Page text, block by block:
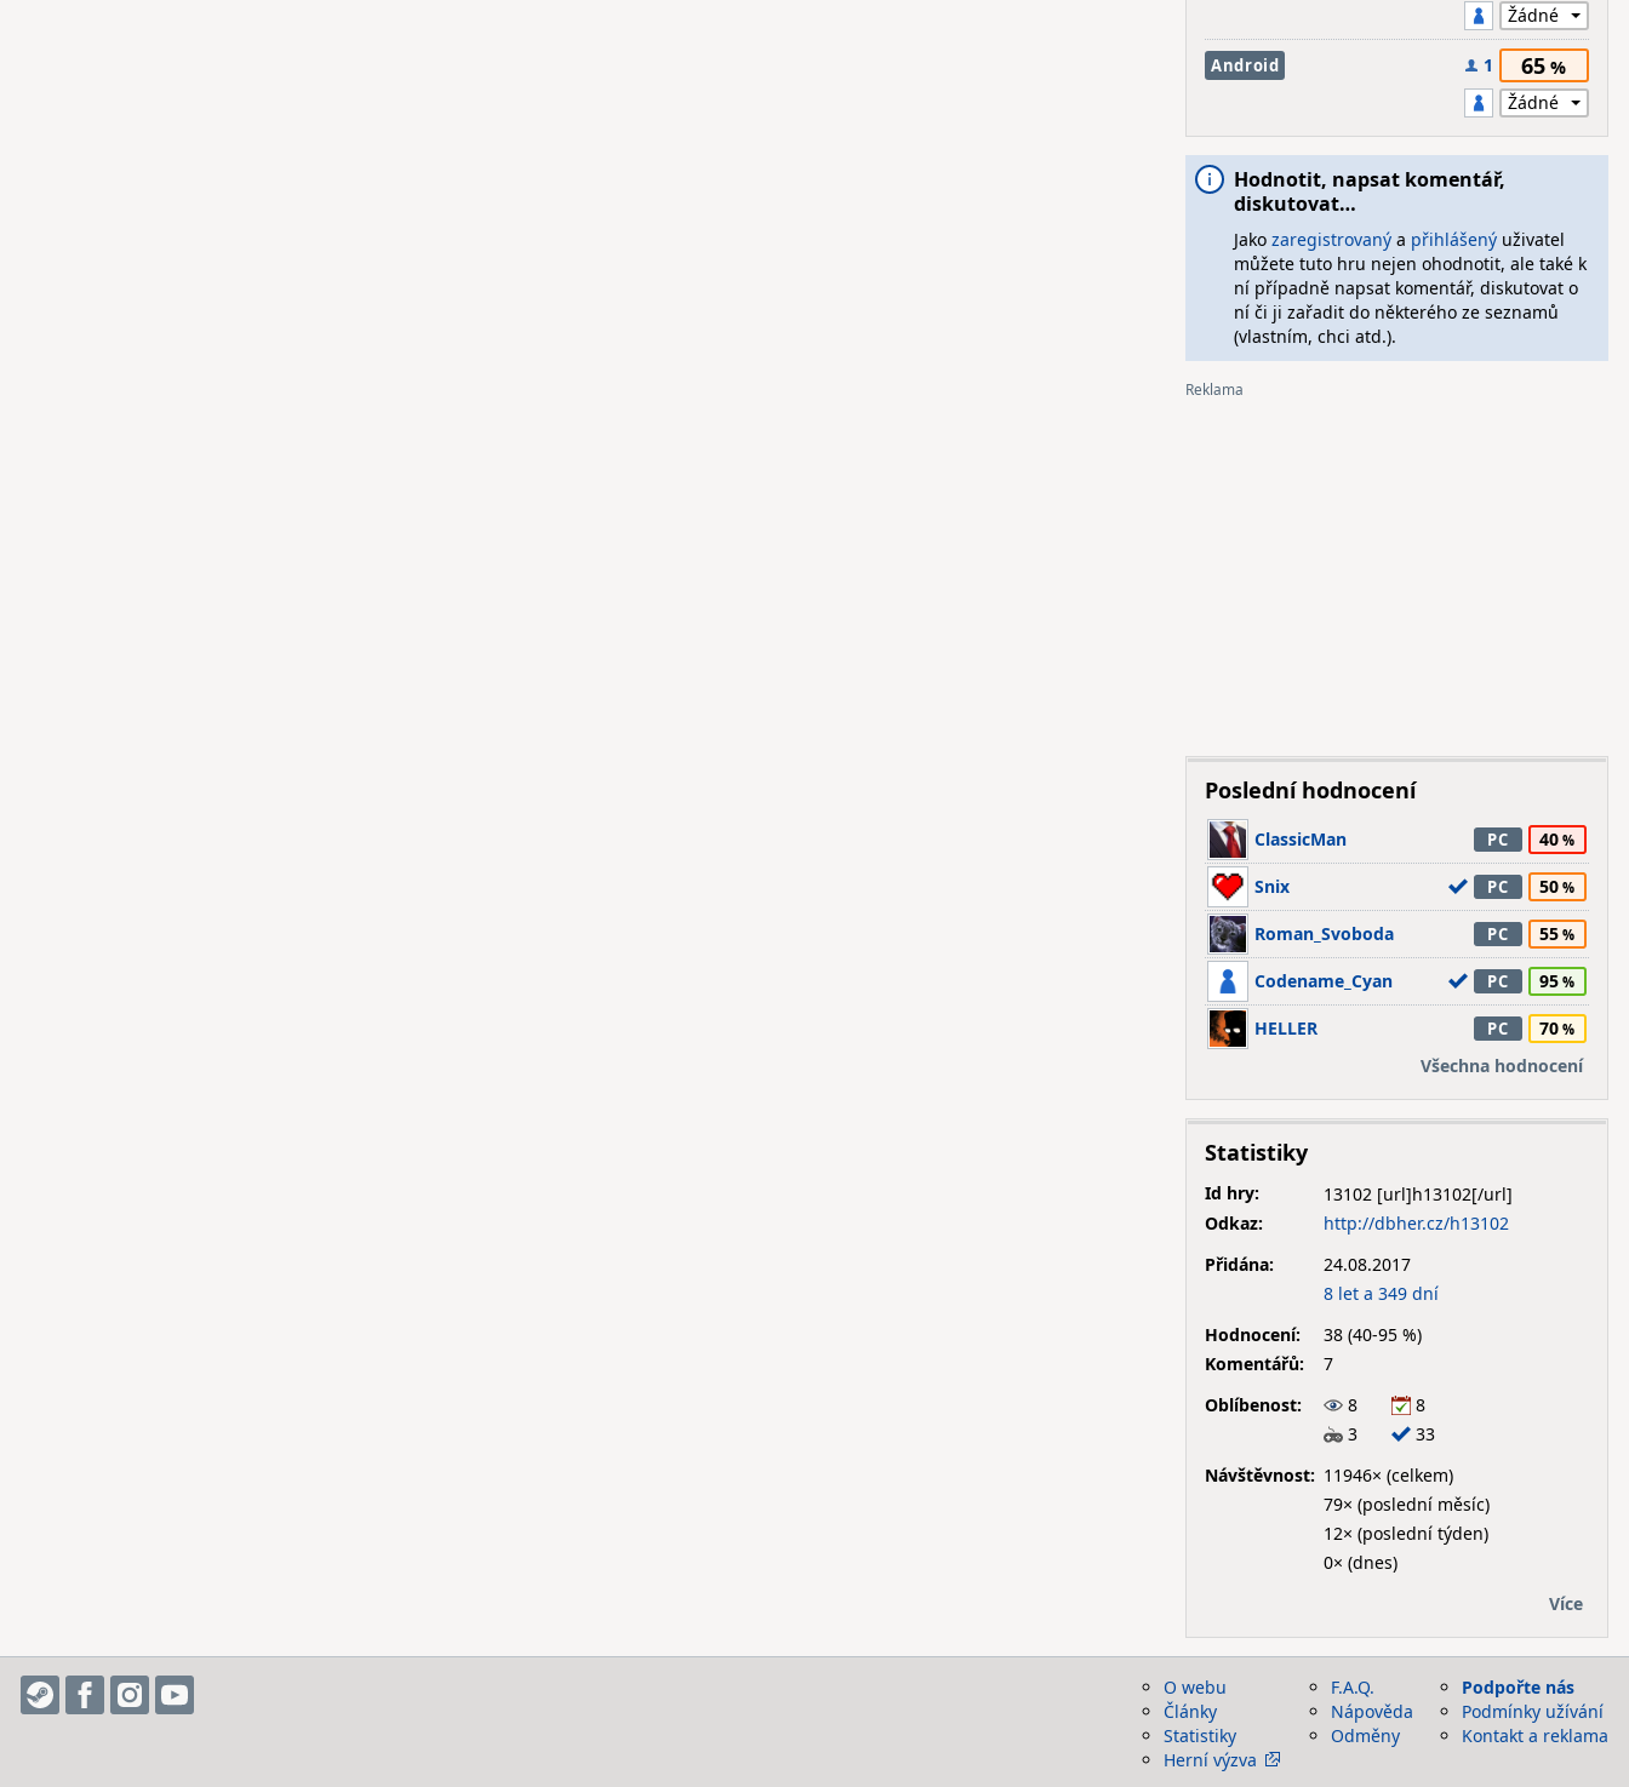
Android 1 65
Hodnotit, napsat komentář,
diskutovat…
Jako zaregistrovanýa přihlášenýuživatel
můžete tuto hru nejen ohodnotit, ale také k
ní případně napsat komentář, diskutovat o
ní či ji zařadit do některého ze seznamů
(vlastním, chci atd.).
Poslední hodnocení
ClassicMan PC 40
Snix PC 50
Roman_Svoboda PC 55
Codename_Cyan PC 95
HELLER PC
70
Všechna hodnocení
Statistiky
Id hry:
13102
Odkaz:
http://dbher.cz/h13102
Přidána:
24.08.2017
8 let a 349 dní
Hodnocení:
38 (40-95 %)
Komentářů:
7
Oblíbenost:
8
8
3
33
Návštěvnost: 11946× (celkem)
79× (poslední měsíc)
12× (poslední týden)
0× (dnes)
Více
O webu
Články
Statistiky
Herní výzva
F.A.Q.
Nápověda
Odměny
Podpořte nás
Podmínky užívání
Kontakt a reklama